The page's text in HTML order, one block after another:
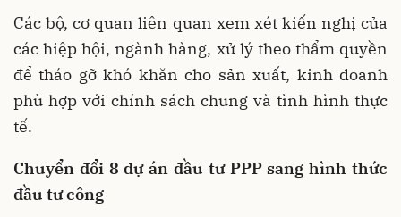
Các bộ, cơ quan liên quan xem xét kiến nghị của
các hiệp hội, ngành hàng, xử lý theo thẩm quyền
để tháo gỡ khó khăn cho sản xuất, kinh doanh
phù hợp với chính sách chung và tình hình thực
tế.
Chuyển đổi 8 dự án đầu tư PPP sang hình thức
đầu tư công